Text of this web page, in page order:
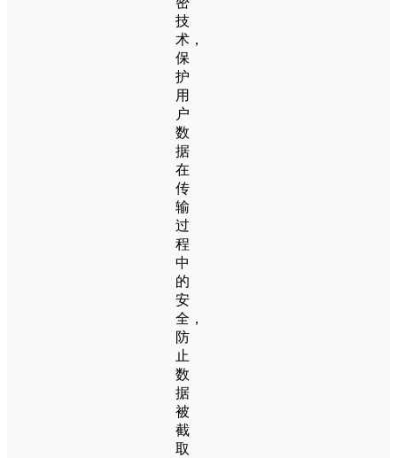
技
术，
保
护
用
户
数
据
在
传
输
过
程
中
的
安
全，
防
止
数
据
被
截
取